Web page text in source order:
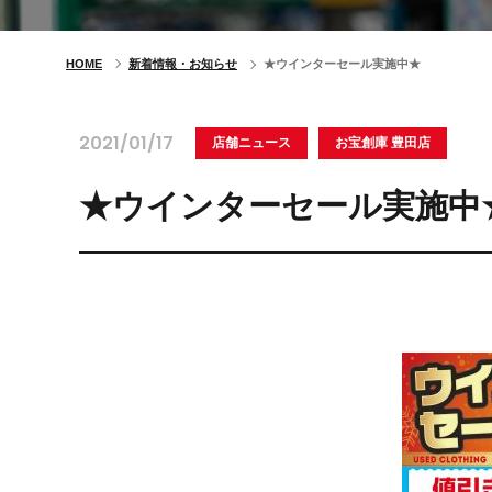
HOME 新着情報・お知らせ ★ウインターセール実施中★
2021/01/17 店舗ニュース お宝創庫 豊田店
★ウインターセール実施